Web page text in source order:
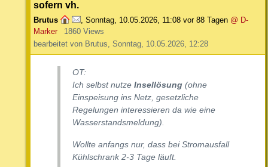
sofern vh.
Brutus Sonntag, 10.05.2026, 11:08 vor 88 Tagen @ D-
Marker
1860 Views
bearbeitet von Brutus, Sonntag, 10.05.2026, 12:28
OT:
Ich selbst nutze Insellösung (ohne
Einspeisung ins Netz, gesetzliche
Regelungen interessieren da wie eine
Wasserstandsmeldung).
Wollte anfangs nur, dass bei Stromausfall
Kühlschrank 2-3 Tage läuft.